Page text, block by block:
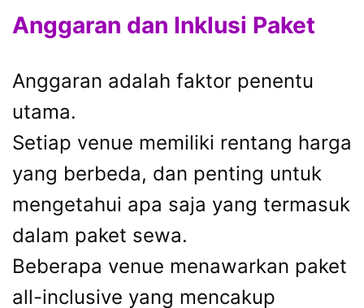
Anggaran dan Inklusi Paket
Anggaran adalah faktor penentu
utama.
Setiap venue memiliki rentang harga
yang berbeda, dan penting untuk
mengetahui apa saja yang termasuk
dalam paket sewa.
Beberapa venue menawarkan paket
all-inclusive yang mencakup